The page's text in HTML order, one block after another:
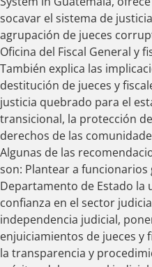
socavar el sistema de
agrupación de jueces
Oficina del Fiscal General y
También explica las
destitución de jueces y
justicia quebrado para el
transicional, la protección
derechos de las
Algunas de las
son: Plantear a funcionarios
Departamento de Estado la
confianza en el sector
independencia judicial,
enjuiciamientos de jueces y
la transparencia y